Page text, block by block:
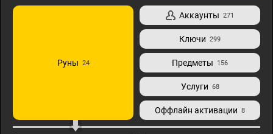
Руны 24
Аккаунты 271
Ключи 299
Предметы 156
Услуги 68
Оффлайн активации 8